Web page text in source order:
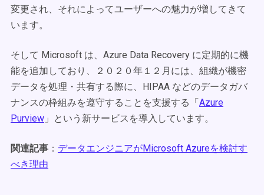
変更され、それによってユーザーへの魅力が増してきて
います。
そして Microsoft は、Azure Data Recovery に定期的に機
能を追加しており、２０２０年１２月には、組織が機密
データを処理・共有する際に、HIPAA などのデータガバ
ナンスの枠組みを遵守することを支援する「Azure
Purview 」という新サービスを導入しています。
関連記事 ： データエンジニアがMicrosoft Azureを検討す
べき理由